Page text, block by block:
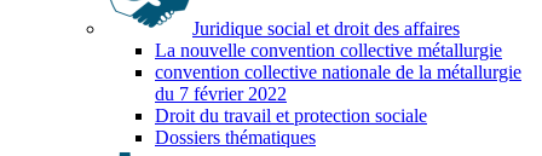
Juridique social et droit des affaires
La nouvelle convention collective métallurgie
convention collective nationale de la métallurgie
du 7 février 2022
Droit du travail et protection sociale
Dossiers thématiques